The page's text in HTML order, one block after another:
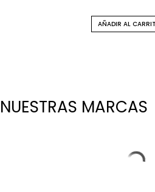
AÑADIR AL
NUESTRAS MARCAS